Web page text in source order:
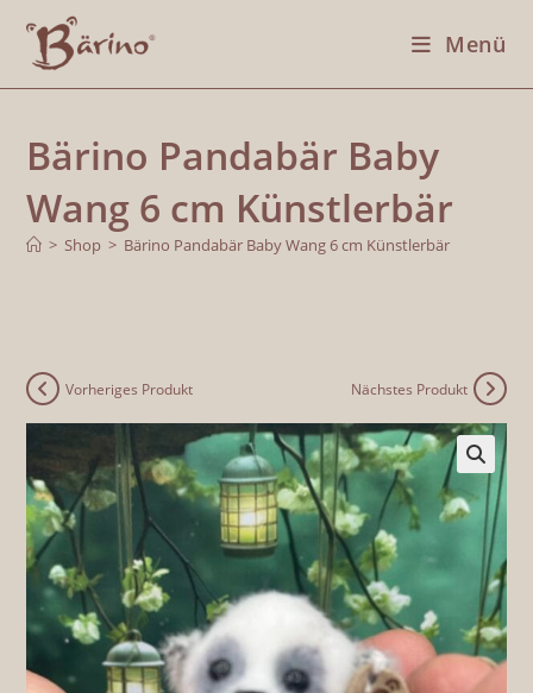
Menü
Bärino Pandabär Baby
Wang 6 cm Künstlerbär
> Shop > Bärino Pandabär Baby Wang 6 cm Künstlerbär
Vorheriges Produkt Nächstes Produkt